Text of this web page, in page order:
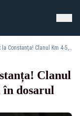
Rețea de tip mafiot la Constanța! Clanul Km 4-5, trimis în judecată în dosarul „Calul Troian”
Clanul
dosarul